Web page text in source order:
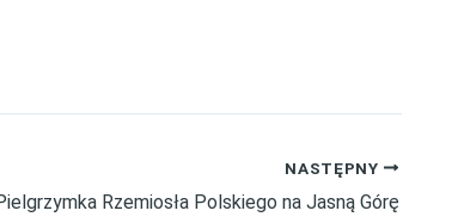
NASTĘPNY
Rzemiosła Polskiego na Jasną Górę